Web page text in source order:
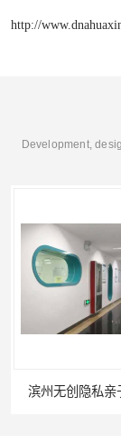
http://
Development,
滨州无创隐私亲